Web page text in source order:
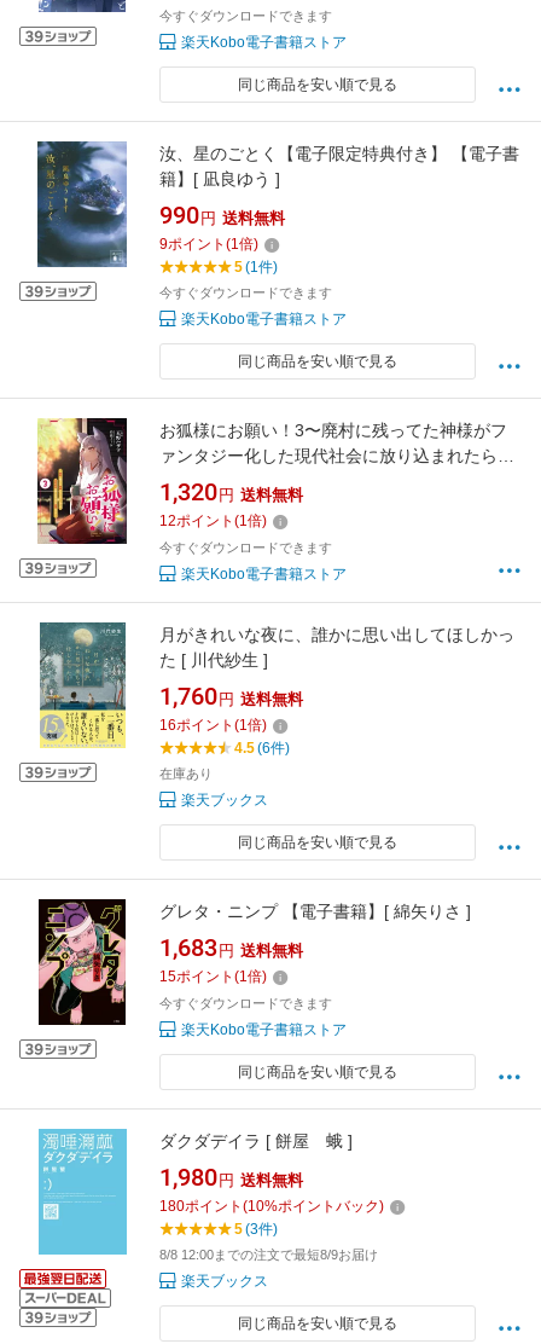
今すぐダウンロードできます
楽天Kobo電子書籍ストア
同じ商品を安い順で見る
汝、星のごとく【電子限定特典付き】 【電子書
籍】[ 凪良ゆう ]
990 円 送料無料
9ポイント (1倍)
5(1件)
今すぐダウンロードできます
楽天Kobo電子書籍ストア
同じ商品を安い順で見る
お狐様にお願い！3〜廃村に残ってた神様がフ
ァンタジー化した現代社会に放り込まれたら最
強だった〜【電子書籍限定書き下ろしSS付き】
【電子書籍】[ 天野ハザマ ]
1,320 円 送料無料
12ポイント (1倍)
今すぐダウンロードできます
楽天Kobo電子書籍ストア
月がきれいな夜に、誰かに思い出してほしかっ
た [ 川代紗生 ]
1,760 円 送料無料
16ポイント (1倍)
4.5(6件)
在庫あり
楽天ブックス
同じ商品を安い順で見る
グレタ・ニンプ 【電子書籍】[ 綿矢りさ ]
1,683 円 送料無料
15ポイント (1倍)
今すぐダウンロードできます
楽天Kobo電子書籍ストア
同じ商品を安い順で見る
ダクダデイラ [ 餅屋 蛾 ]
1,980 円 送料無料
180ポイント (10%ポイントバック)
5(3件)
8/8 12:00までの注文で最短8/9お届け
楽天ブックス
同じ商品を安い順で見る